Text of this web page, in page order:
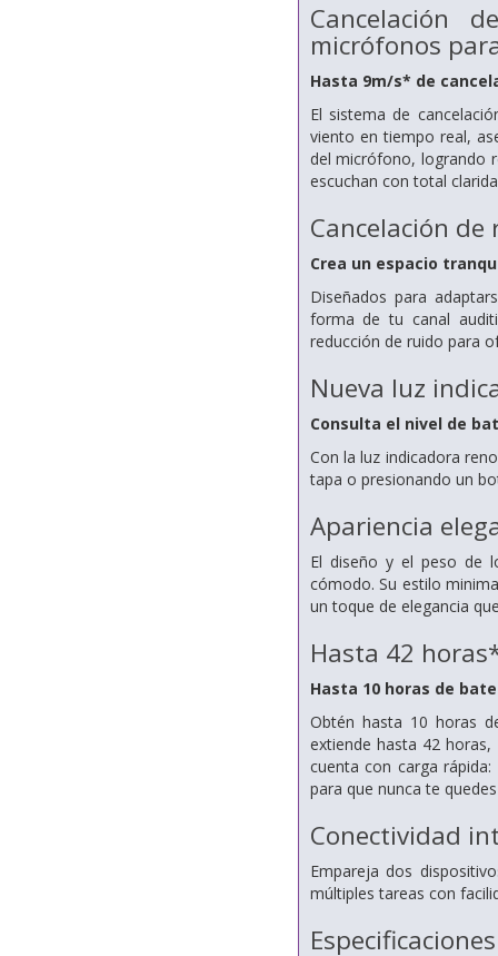
Cancelación
micrófonos
Hasta 9m/s* de
El sistema de
viento en tiempo real,
del micrófono, logrando
escuchan con total
Cancelación
Crea un espacio
Diseñados para
forma de tu canal
reducción de ruido para
Nueva luz
Consulta el nivel de
Con la luz indicadora
tapa o presionando un
Apariencia
El diseño y el peso de
cómodo. Su estilo
un toque de elegancia
Hasta 42
Hasta 10 horas de
Obtén hasta 10 horas
extiende hasta 42
cuenta con carga
para que nunca te
Conectividad
Empareja dos
múltiples tareas con
Especificaciones